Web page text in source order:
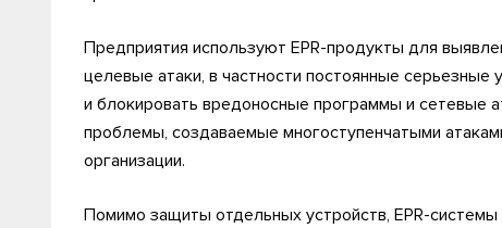
Предприятия используют EPR-продукты для
целевые атаки, в частности постоянные
и блокировать вредоносные программы и сетевые
проблемы, создаваемые многоступенчатыми
организации.
Помимо защиты отдельных устройств, EPR-